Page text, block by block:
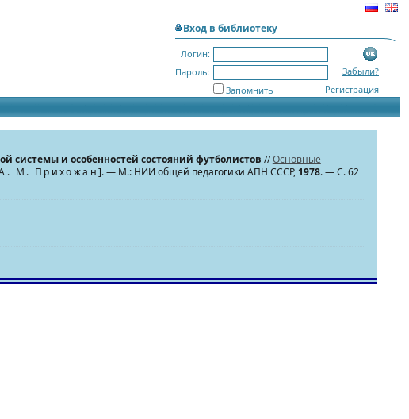
Вход в библиотеку
Логин:
Пароль:
Забыли?
Регистрация
Запомнить
системы и особенностей состояний футболистов //Основные
М. Прихожан]. — М.: НИИ общей педагогики АПН СССР, 1978. — С. 62